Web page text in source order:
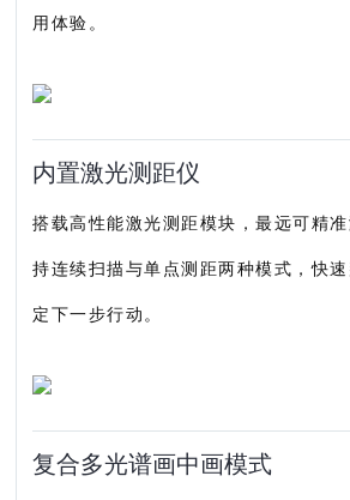
用体验。
内置激光测距仪
搭载高性能激光测距模块，最远可精
持连续扫描与单点测距两种模式，快
定下一步行动。
复合多光谱画中画模式